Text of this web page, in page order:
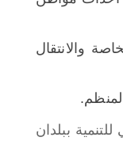
والانتقال
ببلدان